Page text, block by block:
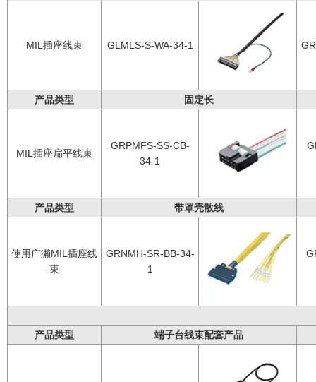
MIL插座线束 GLMLS-S-WA-34-1
产品类型 固定长
MIL插座扁平线束
GRPMFS-SS-CB-
34-1
产品类型 带罩壳散线
使用广濑MIL插座线
束
GRNMH-SR-BB-34-
1
产品类型 端子台线束配套产品